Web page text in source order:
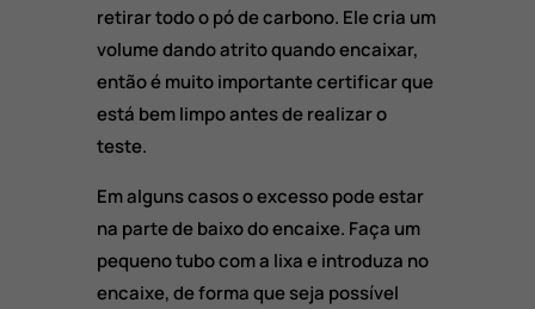
retirar todo o pó de carbono. Ele cria um
volume dando atrito quando encaixar,
então é muito importante certificar que
está bem limpo antes de realizar o
teste.
Em alguns casos o excesso pode estar
na parte de baixo do encaixe. Faça um
pequeno tubo com a lixa e introduza no
encaixe, de forma que seja possível